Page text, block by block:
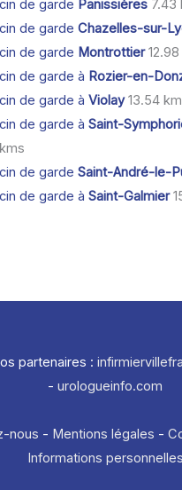
de garde Panissières7.43
de garde Chazelles-sur-
de garde Montrottier12.98
de garde à Rozier-en-
de garde à Violay13.54
de garde à Saint-
de garde Saint-André-le-
de garde à Saint-Galmier
partenaires :
- urologueinfo.com
nous - Mentions légales -
Informations personnelles